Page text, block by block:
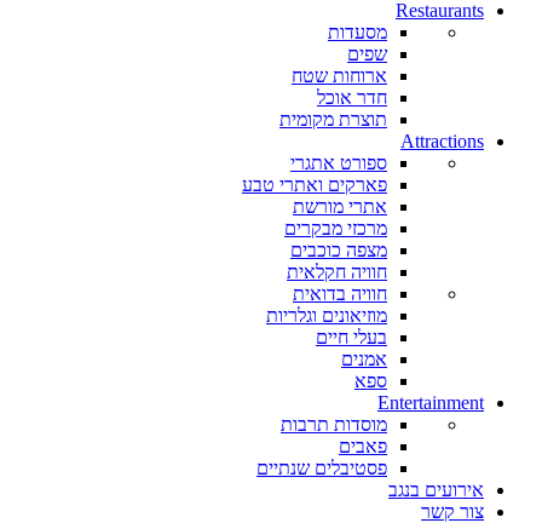
Restaurants
מסעדות
שפים
ארוחות שטח
חדר אוכל
תוצרת מקומית
Attractions
ספורט אתגרי
פארקים ואתרי טבע
אתרי מורשת
מרכזי מבקרים
מצפה כוכבים
חוויה חקלאית
חוויה בדואית
מוזיאונים וגלריות
בעלי חיים
אמנים
ספא
Entertainment
מוסדות תרבות
פאבים
פסטיבלים שנתיים
אירועים בנגב
צור קשר